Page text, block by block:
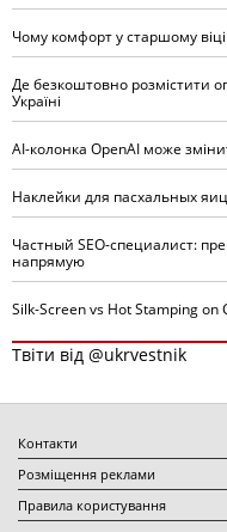
Чому комфорт у старшому
Де безкоштовно розмістити
Україні
AI-колонка OpenAI може
Наклейки для пасхальных
Частный SEO-специалист:
напрямую
Silk-Screen vs Hot Stamping on
Твіти від @ukrvestnik
Контакти
Розміщення реклами
Правила користування